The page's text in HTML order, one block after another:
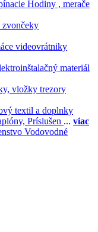
Hodiny , merače
videovrátniky
materiál
vložky trezory
textil a doplnky
Príslušen ... viac
Vodovodné